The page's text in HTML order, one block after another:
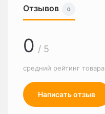
Отзывов 0
0 / 5
средний рейтинг товара
Написать отзыв